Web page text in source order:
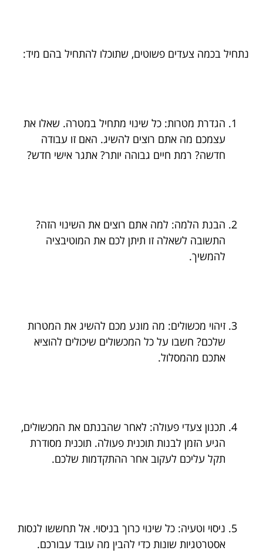
נתחיל בכמה צעדים פשוטים, שתוכלו להתחיל בהם מיד:
הגדרת מטרות: כל שינוי מתחיל במטרה. שאלו את
עצמכם מה אתם רוצים להשיג. האם זו עבודה
חדשה? רמת חיים גבוהה יותר? אתגר אישי חדש?
הבנת הלמה: למה אתם רוצים את השינוי הזה?
התשובה לשאלה זו תיתן לכם את המוטיבציה
להמשיך.
זיהוי מכשולים: מה מונע מכם להשיג את המטרות
שלכם? חשבו על כל המכשולים שיכולים להוציא
אתכם מהמסלול.
תכנון צעדי פעולה: לאחר שהבנתם את המכשולים,
הגיע הזמן לבנות תוכנית פעולה. תוכנית מסודרת
תקל עליכם לעקוב אחר ההתקדמות שלכם.
ניסוי וטעיה: כל שינוי כרוך בניסוי. אל תחששו לנסות
אסטרטגיות שונות כדי להבין מה עובד עבורכם.